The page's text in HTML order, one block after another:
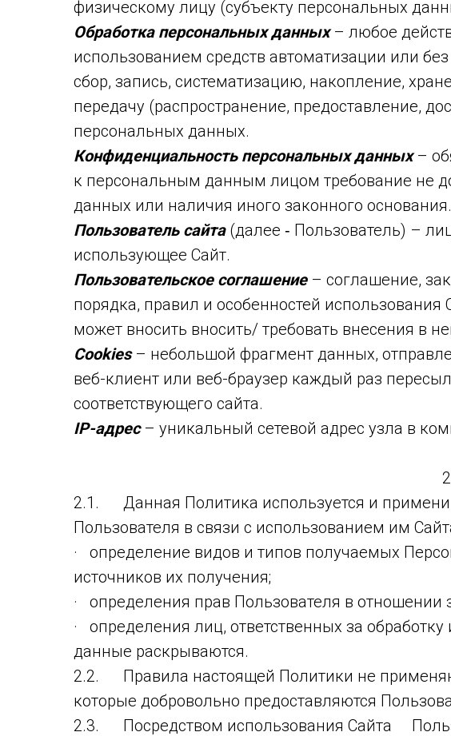
физическому лицу (субъекту персональных
Обработка персональных данных– любое
использованием средств автоматизации или
сбор, запись, систематизацию, накопление,
передачу (распространение, предоставление,
персональных данных.
Конфиденциальность персональных данных–
к персональным данным лицом требование не
данных или наличия иного законного основания.
Пользователь сайта(далее ‑ Пользователь) –
использующее Сайт.
Пользовательское соглашение– соглашение,
порядка, правил и особенностей
может вносить вносить/ требовать внесения в
Cookies– небольшой фрагмент данных,
веб-клиент или веб-браузер каждый раз
соответствующего сайта.
IP-адрес– уникальный сетевой адрес узла в
2.1. Данная Политика используется и
Пользователя в связи с использованием им
· определение видов и типов получаемых
источников их получения;
· определения прав Пользователя в
· определения лиц, ответственных за
данные раскрываются.
2.2. Правила настоящей Политики не
которые добровольно предоставляются
2.3. Посредством использования Сайта